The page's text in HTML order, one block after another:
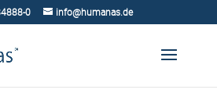
0 info@humanas.de